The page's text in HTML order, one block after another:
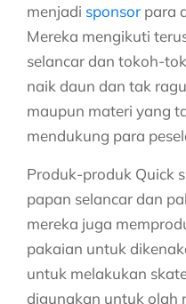
menjadi sponsor para
Mereka mengikuti
selancar dan tokoh-
naik daun dan tak
maupun materi yang
mendukung para
Produk-produk Quick
papan selancar dan
mereka juga
pakaian untuk
untuk melakukan
digunakan untuk olah